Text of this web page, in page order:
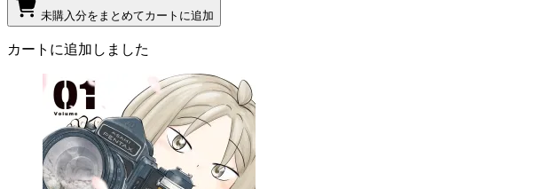
未購入分をまとめてカートに追加
カートに追加しました